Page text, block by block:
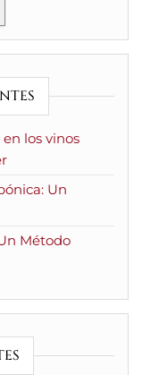
los vinos
Un
Método